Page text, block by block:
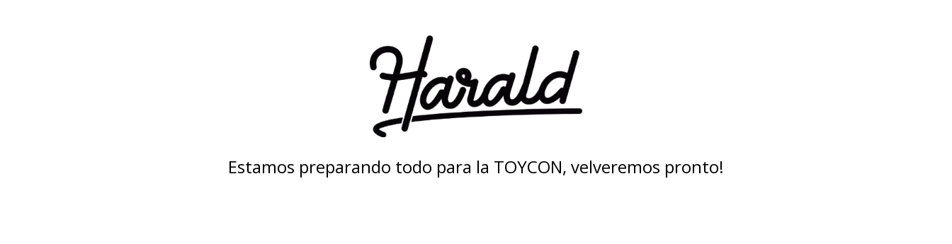
Estamos preparando todo para la TOYCON, velveremos pronto!